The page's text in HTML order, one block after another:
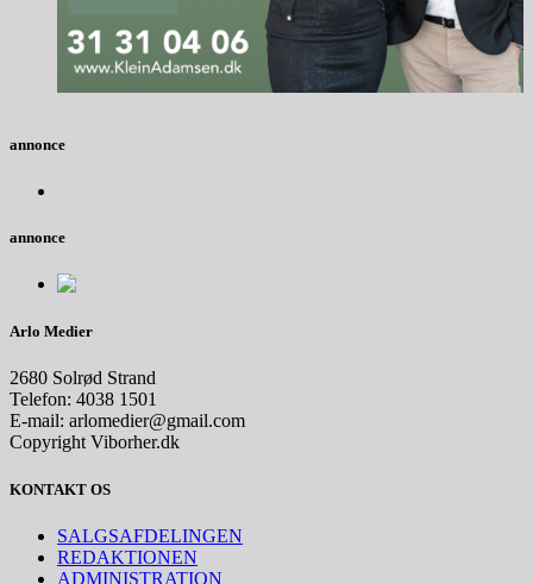
annonce
annonce
Arlo Medier
2680 Solrød Strand
Telefon: 4038 1501
E-mail: arlomedier@gmail.com
Copyright Viborher.dk
KONTAKT OS
SALGSAFDELINGEN
REDAKTIONEN
ADMINISTRATION